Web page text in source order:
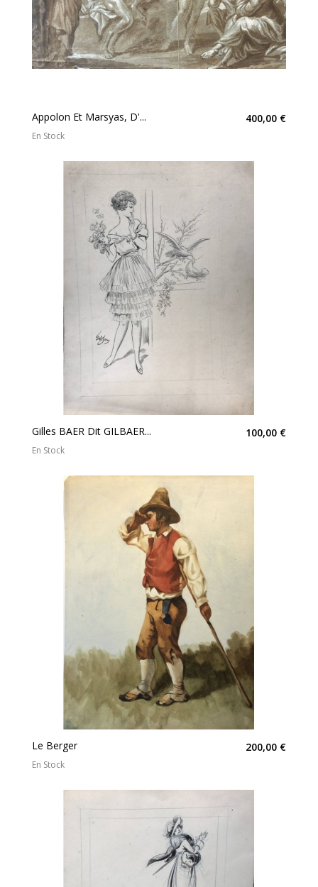
Appolon Et Marsyas, D'... 400,00 €
En Stock
Gilles BAER Dit GILBAER... 100,00 €
En Stock
Le Berger 200,00 €
En Stock